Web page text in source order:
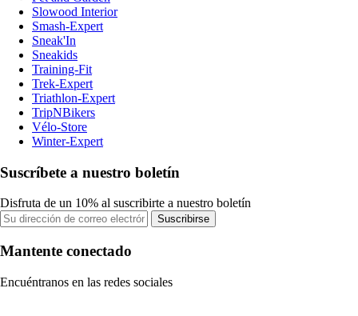
Slowood Interior
Smash-Expert
Sneak'In
Sneakids
Training-Fit
Trek-Expert
Triathlon-Expert
TripNBikers
Vélo-Store
Winter-Expert
Suscríbete a nuestro boletín
Disfruta de un 10% al suscribirte a nuestro boletín
Suscribirse
Mantente conectado
Encuéntranos en las redes sociales